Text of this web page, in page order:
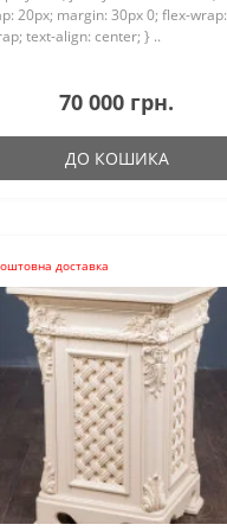
20px; margin: 30px 0; flex-wrap:
text-align: center; } ..
70 000 грн.
ДО КОШИКА
доставка